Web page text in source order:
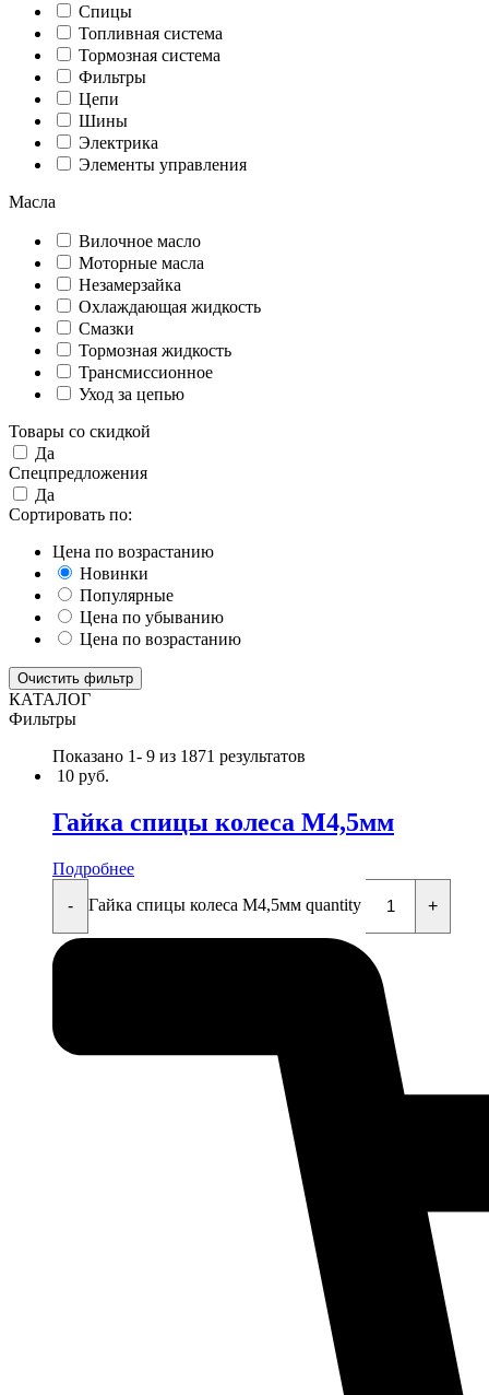
Спицы
Топливная система
Тормозная система
Фильтры
Цепи
Шины
Электрика
Элементы управления
Масла
Вилочное масло
Моторные масла
Незамерзайка
Охлаждающая жидкость
Смазки
Тормозная жидкость
Трансмиссионное
Уход за цепью
Товары со скидкой
Да
Спецпредложения
Да
Сортировать по:
Цена по возрастанию
Новинки
Популярные
Цена по убыванию
Цена по возрастанию
Очистить фильтр
КАТАЛОГ
Фильтры
Показано 1- 9 из 1871 результатов
10 руб.
Гайка спицы колеса М4,5мм
Подробнее
-
Гайка спицы колеса М4,5мм quantity +